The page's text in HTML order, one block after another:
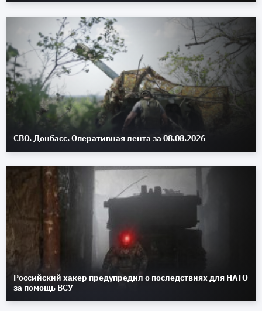
СВО. Донбасс. Оперативная лента за 08.08.2026
Российский хакер предупредил о последствиях для НАТО
за помощь ВСУ